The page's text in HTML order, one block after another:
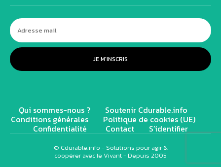
JE M'INSCRIS
Qui sommes-nous ? Soutenir Cdurable.info
Conditions générales Politique de cookies (UE)
Confidentialité Contact S’identifier
© Cdurable.info - Solutions pour agir &
coopérer avec le Vivant - Depuis 2005